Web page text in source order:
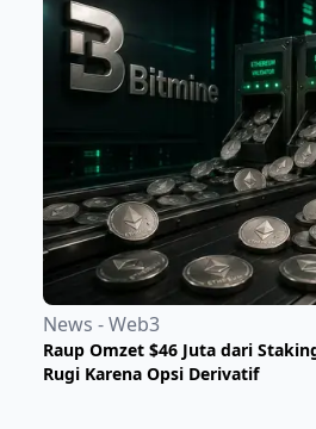
News - Web3
Raup Omzet $46 Juta dari
Rugi Karena Opsi Derivatif